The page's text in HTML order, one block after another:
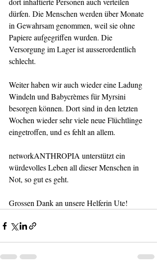
dürfen. Die Menschen werden über Monate
in Gewahrsam genommen, weil sie ohne
Papiere aufgegriffen wurden. Die
Versorgung im Lager ist ausserordentlich
schlecht.
Weiter haben wir auch wieder eine Ladung
Windeln und Babycrèmes für Myrsini
besorgen können. Dort sind in den letzten
Wochen wieder sehr viele neue Flüchtlinge
eingetroffen, und es fehlt an allem.
networkANTHROPIA unterstützt ein
würdevolles Leben all dieser Menschen in
Not, so gut es geht.
Grossen Dank an unsere Helferin Ute!